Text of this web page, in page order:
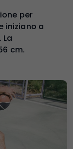
per
iniziano a
cm.